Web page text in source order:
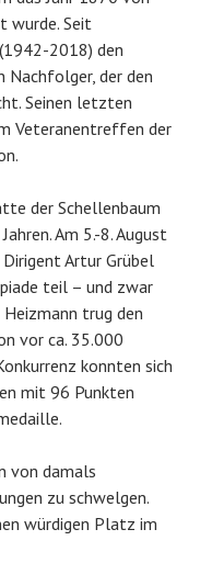
wurde. Seit
2018) den
Nachfolger, der den
Seinen letzten
Veteranentreffen der
der Schellenbaum
Am 5.-8. August
Artur Grübel
teil – und zwar
trug den
vor ca. 35.000
konnten sich
mit 96 Punkten
von damals
zu schwelgen.
würdigen Platz im